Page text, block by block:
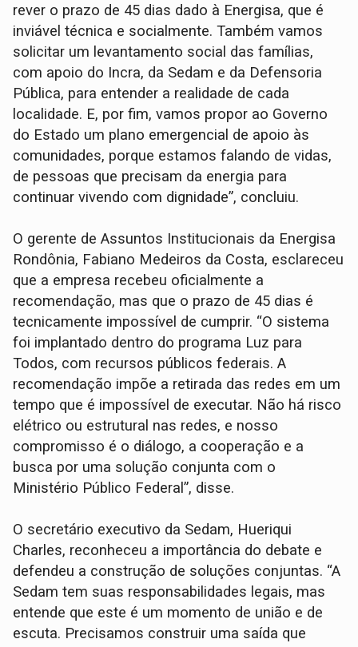
rever o prazo de 45 dias dado à Energisa, que é
inviável técnica e socialmente. Também vamos
solicitar um levantamento social das famílias,
com apoio do Incra, da Sedam e da Defensoria
Pública, para entender a realidade de cada
localidade. E, por fim, vamos propor ao Governo
do Estado um plano emergencial de apoio às
comunidades, porque estamos falando de vidas,
de pessoas que precisam da energia para
continuar vivendo com dignidade”, concluiu.
O gerente de Assuntos Institucionais da Energisa
Rondônia, Fabiano Medeiros da Costa, esclareceu
que a empresa recebeu oficialmente a
recomendação, mas que o prazo de 45 dias é
tecnicamente impossível de cumprir. “O sistema
foi implantado dentro do programa Luz para
Todos, com recursos públicos federais. A
recomendação impõe a retirada das redes em um
tempo que é impossível de executar. Não há risco
elétrico ou estrutural nas redes, e nosso
compromisso é o diálogo, a cooperação e a
busca por uma solução conjunta com o
Ministério Público Federal”, disse.
O secretário executivo da Sedam, Hueriqui
Charles, reconheceu a importância do debate e
defendeu a construção de soluções conjuntas. “A
Sedam tem suas responsabilidades legais, mas
entende que este é um momento de união e de
escuta. Precisamos construir uma saída que